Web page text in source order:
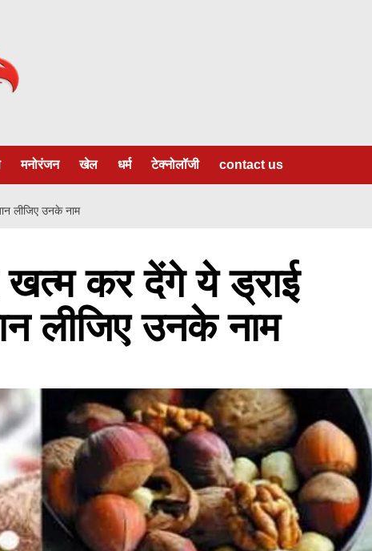
मनोरंजन खेल धर्म टेक्नोलॉजी contact us
लीजिए उनके नाम
खत्म कर देंगे ये ड्राई
लीजिए उनके नाम